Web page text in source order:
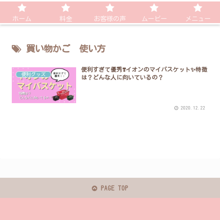
買い物かご 使い方
便利グッズ
便利すぎて優秀❣️イオンのマイバスケット✨特徴
は？どんな人に向いているの？
2020.12.22
PAGE TOP
ホーム 料金 お客様の声 ムービー メニュー